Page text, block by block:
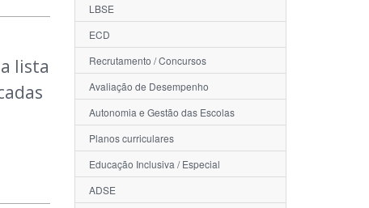
lista
LBSE
ECD
Recrutamento / Concursos
Avaliação de Desempenho
Autonomia e Gestão das Escolas
Planos curriculares
Educação Inclusiva / Especial
ADSE